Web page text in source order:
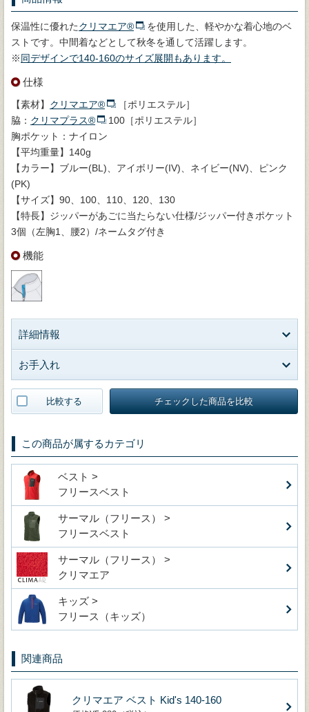
保温性に優れたクリマエア®
を使用した、軽やかな着心地のベ
ストです。中間着などとして秋冬を通して活躍します。
※同デザインで140-160のサイズ展開もあります。
仕様
【素材】 クリマエア®
［ポリエステル］
脇： クリマプラス®
100［ポリエステル］
胸ポケット：ナイロン
【平均重量】140g
【カラー】ブルー(BL)、アイボリー(IV)、ネイビー(NV)、ピンク
(PK)
【サイズ】90、100、110、120、130
【特長】ジッパーがあごに当たらない仕様/ジッパー付きポケット
3個（左胸1、腰2）/ネームタグ付き
機能
詳細情報
お手入れ
比較する チェックした商品を比較
この商品が属するカテゴリ
ベスト >
フリースベスト
サーマル（フリース） >
フリースベスト
サーマル（フリース） >
クリマエア
キッズ >
フリース（キッズ）
関連商品
クリマエア ベスト Kid's 140-160